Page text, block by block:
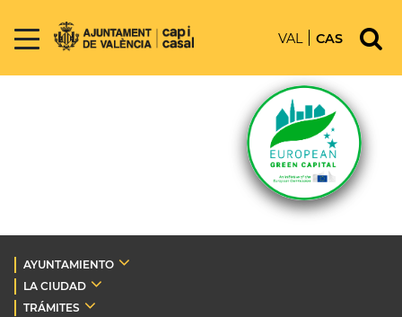
VAL CAS
AYUNTAMIENTO
LA CIUDAD
TRÁMITES